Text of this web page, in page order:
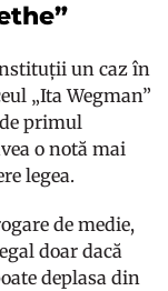
un caz în
„Ita Wegman”
primul
o notă mai
legea.
de medie,
doar dacă
deplasa din